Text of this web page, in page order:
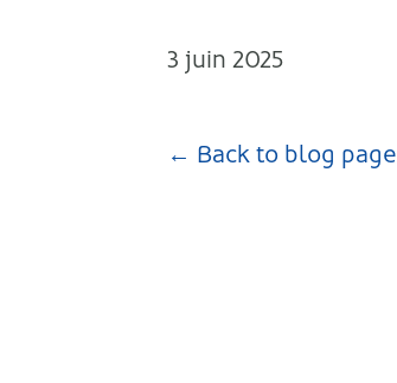
3 juin 2025
← Back to blog page